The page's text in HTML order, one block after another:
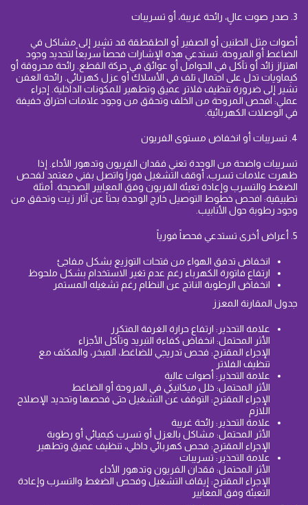
3. صدر صوت عالٍ، رائحة غريبة، أو تسريبات
أصوات مثل الطنين أو الصفير أو الطقطقة قد تشير إلى مشاكل في
الضاغط أو المروحة. تستدعي هذه الإشارات فحصاً سريعاً لتحديد وجود
اهتزاز زائد أو تآكل في الحوامل أو عوائق في حركة القطع. رائحة محروقة أو
كيماويات تدل على احتمال تلف في الأسلاك أو عزل كهربائي. رائحة العفن
تشير إلى ضرورة تنظيف فلاتر عميق وتطهير للمكونات الداخلية. إجراء
عملي: افحص المروحة من الخلف وتحقق من وجود علامات احتراق خفيفة
في الوصلات الكهربائية.
4. تسريبات أو انخفاض مستوى الفريون
تسريبات واضحة من الوحدة تعني فقدان الفريون وتدهور الأداء. إذا
ظهرت علامات تسرب، أوقف التشغيل فوراً واتصل بفني معتمد لفحص
الضغط والتسرب وإعادة تعبئة الفريون وفق المعايير الصحيحة. أمثلة
تطبيقية: افحص خطوط التوصيل خارج الوحدة بحثاً عن آثار زيت وتحقق من
وجود رطوبة حول الأنابيب.
5. أعراض أخرى تستدعي فحصاً فورياً
انخفاض تدفق الهواء من فتحات التوزيع بشكل مفاجئ
ارتفاع فاتورة الكهرباء رغم عدم تغير الاستخدام بشكل ملحوظ
انخفاض الرطوبة الناتج عن النظام رغم تشغيله المستمر
جدول المقارنة المعزز
علامة التحذير: ارتفاع حرارة الغرفة المتكرر
الأثر المحتمل: انخفاض كفاءة التبريد وتآكل الأجزاء
الإجراء المقترح: فحص تدريجي للضاغط، المبخر، والمكثف مع
تنظيف الفلاتر
علامة التحذير: أصوات عالية
الأثر المحتمل: خلل ميكانيكي في المروحة أو الضاغط
الإجراء المقترح: التوقف عن التشغيل حتى فحصها وتحديد الإصلاح
اللازم
علامة التحذير: رائحة غريبة
الأثر المحتمل: مشاكل بالعزل أو تسرب كيميائي أو رطوبة
الإجراء المقترح: فحص كهربائي داخلي، تنظيف عميق وتطهير
علامة التحذير: تسريبات
الأثر المحتمل: فقدان الفريون وتدهور الأداء
الإجراء المقترح: إيقاف التشغيل وفحص الضغط والتسرب وإعادة
التعبئة وفق المعايير